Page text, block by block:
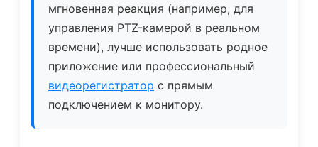
мгновенная реакция (например, для
управления PTZ-камерой в реальном
времени), лучше использовать родное
приложение или профессиональный
видеорегистратор с прямым
подключением к монитору.